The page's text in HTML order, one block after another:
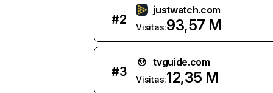
#2
justwatch.com
Visitas:93,57 M
#3
tvguide.com
Visitas:12,35 M